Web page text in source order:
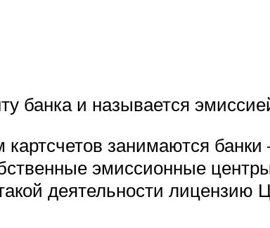
банка и называется
занимаются
эмиссионные
деятельности лицензию